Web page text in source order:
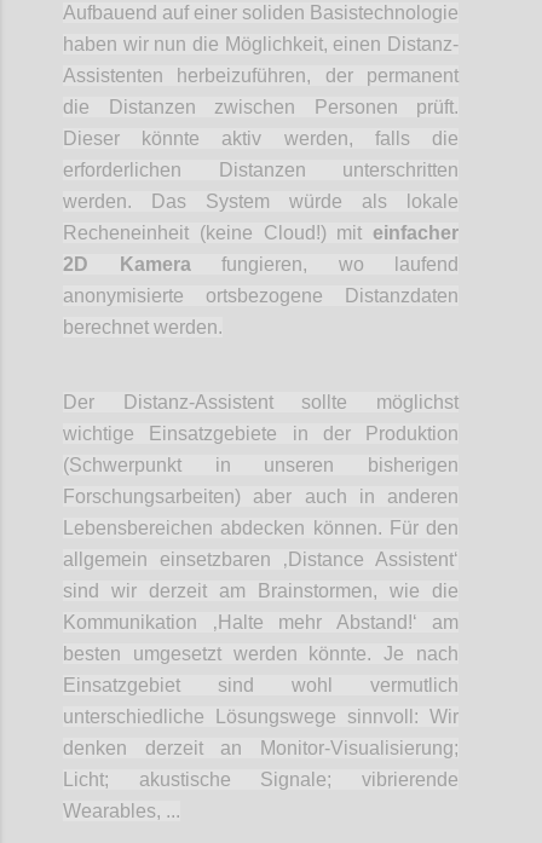
Aufbauend auf einer soliden Basistechnologie
haben wir nun die Möglichkeit, einen Distanz-
Assistenten herbeizuführen, der permanent
die Distanzen zwischen Personen prüft.
Dieser könnte aktiv werden, falls die
erforderlichen Distanzen unterschritten
werden. Das System würde als lokale
Recheneinheit (keine Cloud!) mit einfacher
2D Kamerafungieren, wo laufend
anonymisierte ortsbezogene Distanzdaten
berechnet werden.
Der Distanz-Assistent sollte möglichst
wichtige Einsatzgebiete in der Produktion
(Schwerpunkt in unseren bisherigen
Forschungsarbeiten) aber auch in anderen
Lebensbereichen abdecken können. Für den
allgemein einsetzbaren ‚Distance Assistent‘
sind wir derzeit am Brainstormen, wie die
Kommunikation ‚Halte mehr Abstand!‘ am
besten umgesetzt werden könnte. Je nach
Einsatzgebiet sind wohl vermutlich
unterschiedliche Lösungswege sinnvoll: Wir
denken derzeit an Monitor-Visualisierung;
Licht; akustische Signale; vibrierende
Wearables, ...